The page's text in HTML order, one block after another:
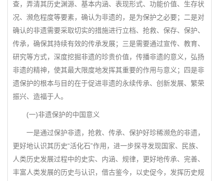
查，弄清其历史渊源、基本内涵、表现形式、功能价值、生存状
况、濒危程度等要素，确认为非遗的，是为保护之必要；二是对
确认的非遗需要采取切实的措施进行立档、抢救、保存、保护、
传承，确保其持续有效的传承发展；三是需要通过宣传、教育、
研究等方式，深度挖掘非遗的珍贵价值，传播非遗的意义，弘扬
非遗的精神，使其最大限度地发挥其重要的作用与意义；四是非
遗保护的根本与目的在于促进非遗的永续传承、创新发展、繁荣
振兴、造福于人。
(一)非遗保护的中国意义
一是通过保护非遗，抢救、传承、保护好珍稀濒危的非遗，
更好地认识其历史“活化石”作用，进一步探寻发现国家、民族、
人类历史发展过程中的史实、内涵、规律，更好地传承、完善、
丰富人类发展的历史与认识，借古鉴今，以史促今，发挥历史规